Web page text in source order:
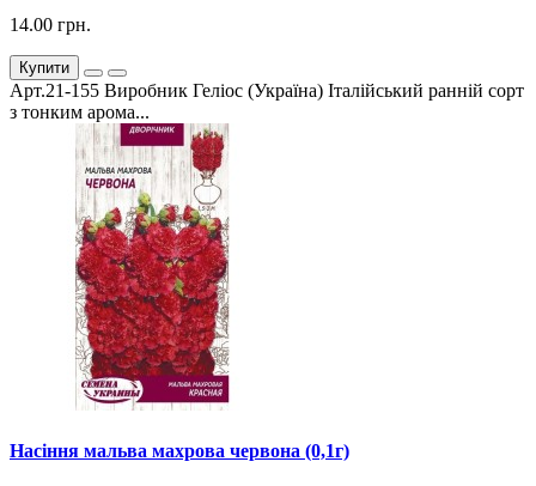
14.00 грн.
Купити
Арт.21-155 Виробник Геліос (Україна) Італійський ранній сорт
з тонким арома...
Насіння мальва махрова червона (0,1г)